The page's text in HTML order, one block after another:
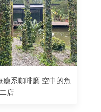
癒系咖啡廳 空中的魚
店